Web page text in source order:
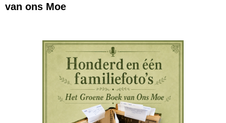
van ons Moe